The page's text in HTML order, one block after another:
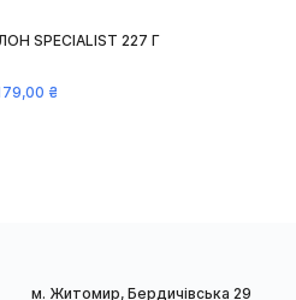
SPECIALIST 227 Г
,00 ₴
м. Житомир, Бердичівська 29